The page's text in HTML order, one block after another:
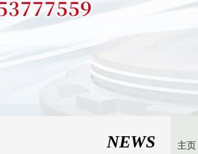
NEWS 主页